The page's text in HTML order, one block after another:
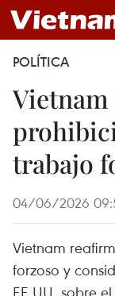
POLÍTICA
trabajo
04/06/2026
Vietnam
forzoso y
EE.UU. sobre